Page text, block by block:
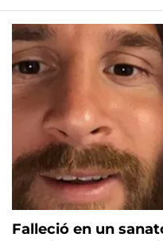
Falleció en un